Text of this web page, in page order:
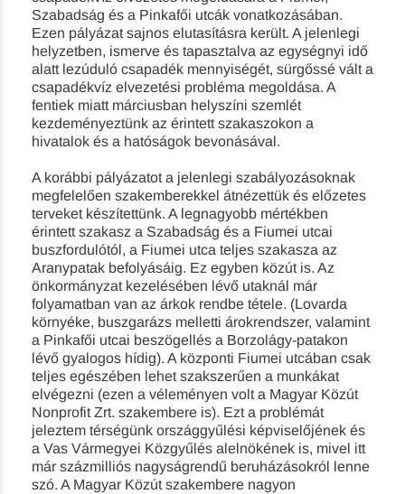
Szabadság és a Pinkafői utcák vonatkozásában.
Ezen pályázat sajnos elutasításra került. A jelenlegi
helyzetben, ismerve és tapasztalva az egységnyi idő
alatt lezúduló csapadék mennyiségét, sürgőssé vált a
csapadékvíz elvezetési probléma megoldása. A
fentiek miatt márciusban helyszíni szemlét
kezdeményeztünk az érintett szakaszokon a
hivatalok és a hatóságok bevonásával.
A korábbi pályázatot a jelenlegi szabályozásoknak
megfelelően szakemberekkel átnézettük és előzetes
terveket készítettünk. A legnagyobb mértékben
érintett szakasz a Szabadság és a Fiumei utcai
buszfordulótól, a Fiumei utca teljes szakasza az
Aranypatak befolyásáig. Ez egyben közút is. Az
önkormányzat kezelésében lévő utaknál már
folyamatban van az árkok rendbe tétele. (Lovarda
környéke, buszgarázs melletti árokrendszer, valamint
a Pinkafői utcai beszögellés a Borzolágy-patakon
lévő gyalogos hídig). A központi Fiumei utcában csak
teljes egészében lehet szakszerűen a munkákat
elvégezni (ezen a véleményen volt a Magyar Közút
Nonprofit Zrt. szakembere is). Ezt a problémát
jeleztem térségünk országgyűlési képviselőjének és
a Vas Vármegyei Közgyűlés alelnökének is, mivel itt
már százmilliós nagyságrendű beruházásokról lenne
szó. A Magyar Közút szakembere nagyon